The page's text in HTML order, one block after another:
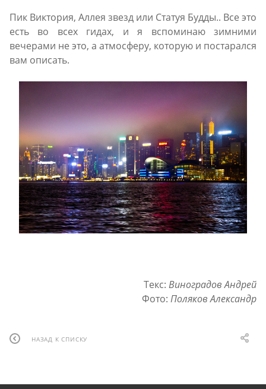
Пик Виктория, Аллея звезд или Статуя Будды.. Все это
есть во всех гидах, и я вспоминаю зимними
вечерами не это, а атмосферу, которую и постарался
вам описать.
Текс: Виноградов Андрей
Фото: Поляков Александр
НАЗАД К СПИСКУ